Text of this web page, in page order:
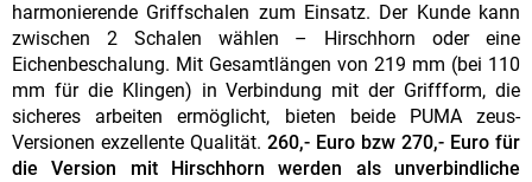
harmonierende Griffschalen zum Einsatz. Der Kunde kann
zwischen 2 Schalen wählen – Hirschhorn oder eine
Eichenbeschalung. Mit Gesamtlängen von 219 mm (bei 110
mm für die Klingen) in Verbindung mit der Griffform, die
sicheres arbeiten ermöglicht, bieten beide PUMA zeus-
Versionen exzellente Qualität. 260,- Euro bzw 270,- Euro für
die Version mit Hirschhorn werden als unverbindliche